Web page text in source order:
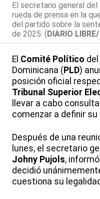
El secretario general del
rueda de prensa en la
del partido sobre la
de 2025. (DIARIO
El Comité Político
Dominicana ( PLD)
posición oficial
Tribunal Superior
llevar a cabo
comenzar a definir
Después de una
lunes, el secretario
Johny Pujols,
decidió
cuestiona su